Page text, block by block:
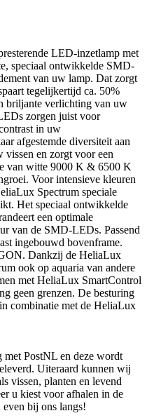
LED-inzetlamp met
speciaal ontwikkelde SMD-
van uw lamp. Dat zorgt
tegelijkertijd ca. 50%
briljante verlichting van uw
zorgen juist voor
in uw
afgestemde diversiteit aan
en zorgt voor een
van witte 9000 K & 6500 K
Voor intensieve kleuren
Spectrum speciale
Het speciaal ontwikkelde
een optimale
van de SMD-LEDs. Passend
ingebouwd bovenframe.
Dankzij de HeliaLux
ook op aquaria van andere
met HeliaLux SmartControl
geen grenzen. De besturing
combinatie met de HeliaLux
PostNL en deze wordt
Uiteraard kunnen wij
vissen, planten en levend
u kiest voor afhalen in de
bij ons langs!